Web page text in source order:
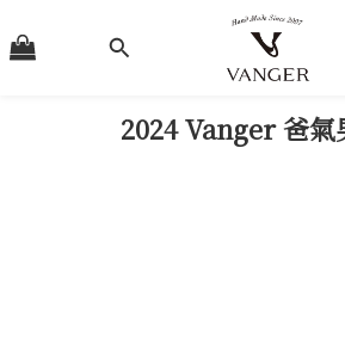
2024 Vanger 爸氣